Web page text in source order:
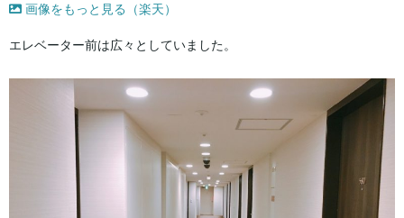
画像をもっと見る（楽天）
エレベーター前は広々としていました。